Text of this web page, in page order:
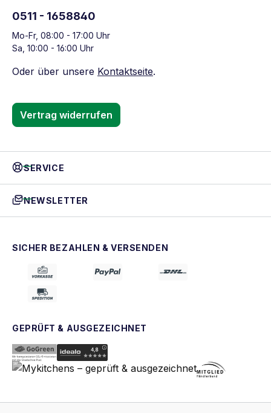
0511 - 1658840
Mo-Fr, 08:00 - 17:00 Uhr
Sa, 10:00 - 16:00 Uhr
Oder über unsere Kontaktseite.
Vertrag widerrufen
SERVICE
NEWSLETTER
SICHER BEZAHLEN & VERSENDEN
GEPRÜFT & AUSGEZEICHNET